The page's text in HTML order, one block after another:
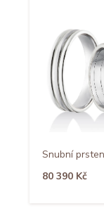
Snubní
80 390 Kč